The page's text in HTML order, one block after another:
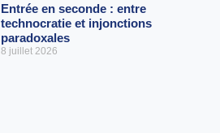
Entrée en seconde : entre
technocratie et injonctions
paradoxales
8 juillet 2026